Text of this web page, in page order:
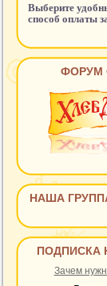
Выберите
способ оплаты
ФОРУМ
НАША
ПОДПИСКА
Зачем